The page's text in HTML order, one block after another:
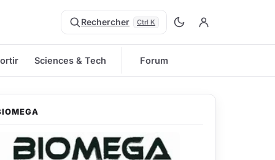
Rechercher Ctrl K
Sciences & Tech Forum